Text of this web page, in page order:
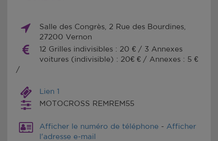
Salle des Congrès, 2 Rue des Bourdines,
27200 Vernon
12 Grilles indivisibles : 20 € / 3 Annexes
voitures (indivisible) : 20€ € / Annexes : 5 €
/
Lien 1
MOTOCROSS REMREM55
Afficher le numéro de téléphone - Afficher
l'adresse e-mail